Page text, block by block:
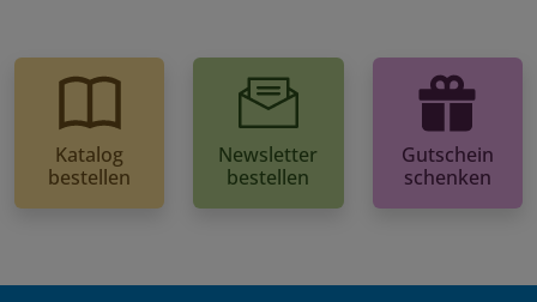
Katalog
bestellen
Newsletter
bestellen
Gutschein
schenken